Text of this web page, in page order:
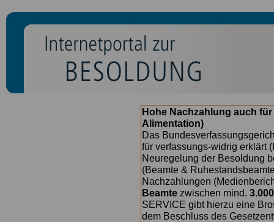
Hohe Nachzahlung auch
Alimentation)
Das
für verfassungs-widrig erklärt
Neuregelung der Besoldung
(Beamte &
Nachzahlungen
Beamte zwischen mind.
SERVICE gibt hierzu eine
dem Beschluss des